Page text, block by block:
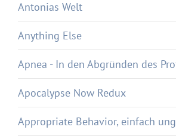
Antonias Welt
Anything Else
Apnea - In den Abgründen des
Apocalypse Now Redux
Appropriate Behavior, einfach